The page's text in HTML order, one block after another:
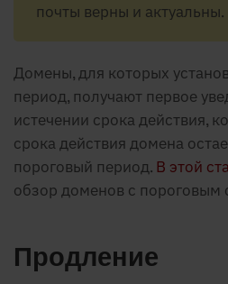
почты верны и актуальны.
Домены, для которых
период, получают первое
истечении срока действия,
срока действия домена
пороговый период. В этой
обзор доменов с пороговым
Продление